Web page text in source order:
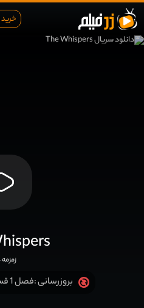
بروزرسانی :فصل 1 قسمت 13 (آخر) اضافه شد